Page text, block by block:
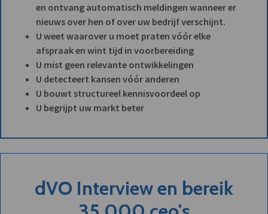
en ontvang automatisch meldingen wanneer er
nieuws over hen of over uw bedrijf verschijnt.
U weet waarover u moet praten vóór elke
afspraak en wint tijd in voorbereiding
U mist geen relevante ontwikkelingen
U detecteert kansen vóór anderen
U bouwt structureel kennisvoordeel op
U begrijpt uw markt beter
dVO Interview en bereik